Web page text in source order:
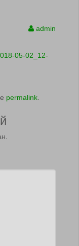
admin
05-02_12-
permalink